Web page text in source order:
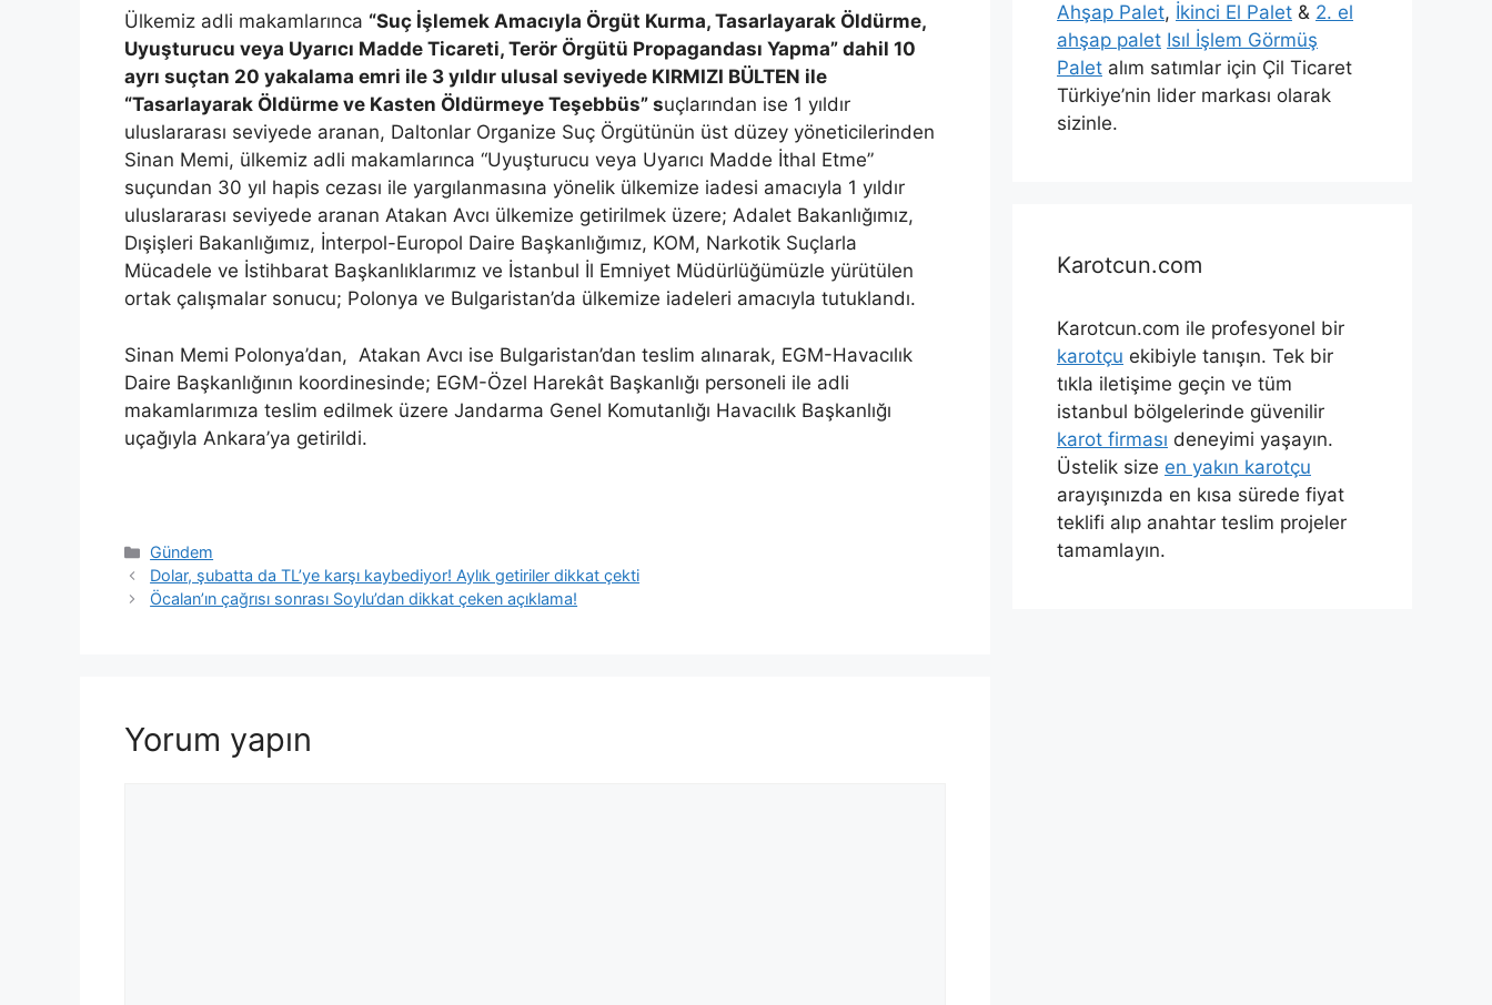
Ülkemiz adli makamlarınca “Suç İşlemek Amacıyla Örgüt Kurma, Tasarlayarak Öldürme,
Uyuşturucu veya Uyarıcı Madde Ticareti, Terör Örgütü Propagandası Yapma” dahil 10
ayrı suçtan 20 yakalama emri ile 3 yıldır ulusal seviyede KIRMIZI BÜLTEN ile
“Tasarlayarak Öldürme ve Kasten Öldürmeye Teşebbüs” suçlarından ise 1 yıldır
uluslararası seviyede aranan, Daltonlar Organize Suç Örgütünün üst düzey yöneticilerinden
Sinan Memi, ülkemiz adli makamlarınca “Uyuşturucu veya Uyarıcı Madde İthal Etme”
suçundan 30 yıl hapis cezası ile yargılanmasına yönelik ülkemize iadesi amacıyla 1 yıldır
uluslararası seviyede aranan Atakan Avcı ülkemize getirilmek üzere; Adalet Bakanlığımız,
Dışişleri Bakanlığımız, İnterpol-Europol Daire Başkanlığımız, KOM, Narkotik Suçlarla
Mücadele ve İstihbarat Başkanlıklarımız ve İstanbul İl Emniyet Müdürlüğümüzle yürütülen
ortak çalışmalar sonucu; Polonya ve Bulgaristan’da ülkemize iadeleri amacıyla tutuklandı.
Sinan Memi Polonya’dan, Atakan Avcı ise Bulgaristan’dan teslim alınarak, EGM-Havacılık
Daire Başkanlığının koordinesinde; EGM-Özel Harekât Başkanlığı personeli ile adli
makamlarımıza teslim edilmek üzere Jandarma Genel Komutanlığı Havacılık Başkanlığı
uçağıyla Ankara’ya getirildi.
Kategoriler
Gündem
Dolar, şubatta da TL’ye karşı kaybediyor! Aylık getiriler dikkat çekti
Öcalan’ın çağrısı sonrası Soylu’dan dikkat çeken açıklama!
Yorum yapın
Ahşap Palet, İkinci El Palet & 2. el
ahşap palet Isıl İşlem Görmüş
Palet alım satımlar için Çil Ticaret
Türkiye’nin lider markası olarak
sizinle.
Karotcun.com
Karotcun.com ile profesyonel bir
karotçu ekibiyle tanışın. Tek bir
tıkla iletişime geçin ve tüm
istanbul bölgelerinde güvenilir
karot firması deneyimi yaşayın.
Üstelik size en yakın karotçu
arayışınızda en kısa sürede fiyat
teklifi alıp anahtar teslim projeler
tamamlayın.